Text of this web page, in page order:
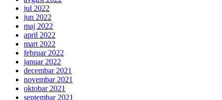
jul 2022
jun 2022
maj 2022
april 2022
mart 2022
februar 2022
januar 2022
decembar 2021
novembar 2021
oktobar 2021
septembar 2021